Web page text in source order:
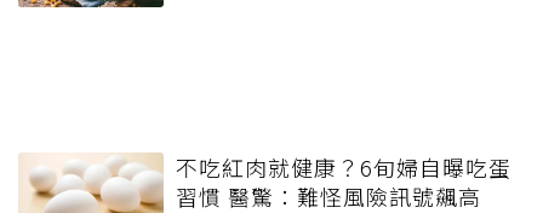
不吃紅肉就健康？6旬婦自曝吃蛋
習慣 醫驚：難怪風險訊號飆高